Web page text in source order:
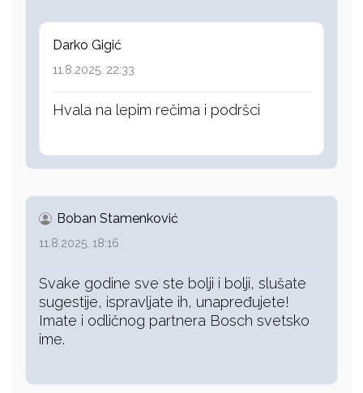
Darko Gigić
11.8.2025. 22:33
Hvala na lepim rečima i podršci
Boban Stamenković
11.8.2025. 18:16
Svake godine sve ste bolji i bolji, slušate
sugestije, ispravljate ih, unapređujete!
Imate i odličnog partnera Bosch svetsko
ime.